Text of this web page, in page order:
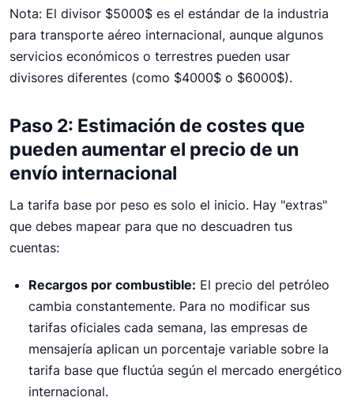
Nota: El divisor $5000$ es el estándar de la industria
para transporte aéreo internacional, aunque algunos
servicios económicos o terrestres pueden usar
divisores diferentes (como $4000$ o $6000$).
Paso 2: Estimación de costes que
pueden aumentar el precio de un
envío internacional
La tarifa base por peso es solo el inicio. Hay "extras"
que debes mapear para que no descuadren tus
cuentas:
Recargos por combustible: El precio del petróleo
cambia constantemente. Para no modificar sus
tarifas oficiales cada semana, las empresas de
mensajería aplican un porcentaje variable sobre la
tarifa base que fluctúa según el mercado energético
internacional.